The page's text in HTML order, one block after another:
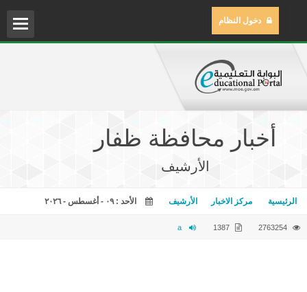
دخول النظام
أخبار محافظة ظفار
الأرشيف
الرئيسية مركز الاخبار الأرشيف الأحد : ٠٩ - أغسطس - ٢٠٢٦
2763254
1387